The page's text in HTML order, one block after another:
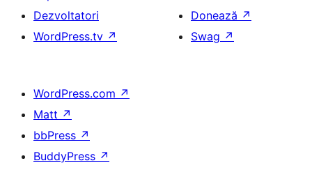
Dezvoltatori
WordPress.tv ↗
Donează ↗
Swag ↗
WordPress.com ↗
Matt ↗
bbPress ↗
BuddyPress ↗